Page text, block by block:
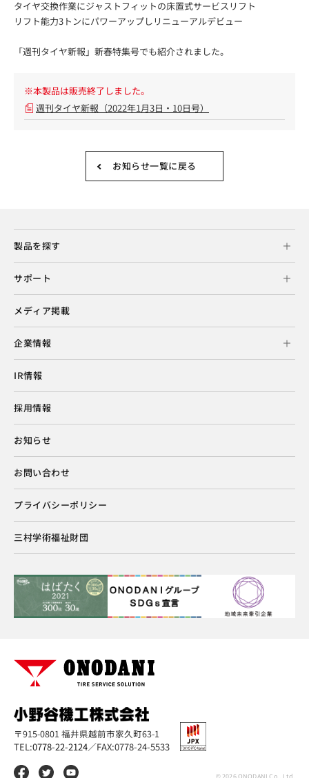
タイヤ交換作業にジャストフィットの床置式サービスリフト
リフト能力3トンにパワーアップしリニューアルデビュー
「週刊タイヤ新報」新春特集号でも紹介されました。
※本製品は販売終了しました。
週刊タイヤ新報（2022年1月3日・10日号）
お知らせ一覧に戻る
製品を探す
サポート
メディア掲載
企業情報
IR情報
採用情報
お知らせ
お問い合わせ
プライバシーポリシー
三村学術福祉財団
〒915-0801 福井県越前市家久町63-1
TEL:0778-22-2124／FAX:0778-24-5533